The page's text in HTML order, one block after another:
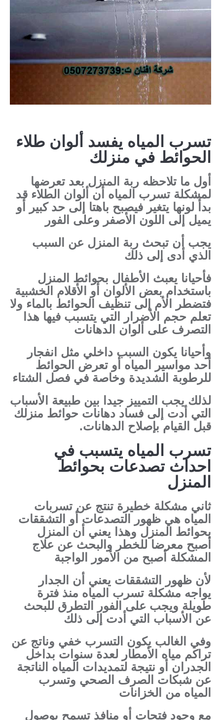
تسرب المياه يفسد ألوان طلاء
الحوائط في منزلك
أول ما تلاحظه ربة المنزل بعد تعرضها
لمشكلة تسرب المياه أن ألوان الطلاء قد
بدأ لونها يتغير فيصبح باهتا إلى حد كبير أو
يميل إلى اللون الأصفر وعلى الفور
يجب أن تبحث ربة المنزل عن السبب
الذي أدى إلى ذلك
فأحيانا يعبث الأطفال بحوائط المنزل
باستخدام بعض الألوان أو الأقلام الخشبية
فتضطر الأم إلى تنظيف الحوائط بالماء ولا
تعلم حجم الأضرار التي يتسبب فيها هذا
التصرف على ألوان الدهانات
وأحيانا يكون السبب داخلي مثل انفجار
أحد مواسير المياه أو تعرض الحوائط
للرطوبة الشديدة وخاصة في فصل الشتاء
لذلك يجب التمييز جيدا بين طبيعة الأسباب
التي أدت إلى فساد دهانات حوائط منزلك
قبل القيام بإصلاح الدهانات.
تسرب المياه يتسبب في
احداث تصدعات بحوائط
المنزل
ثاني مشكلة خطيرة تنتج عن تسربات
المياه هي ظهور التصدعات أو التشققات
بحوائط المنزل وهذا يعني أن المنزل
أصبح معرضا للخطر والبحث عن علاج
المشكلة أصبح من الأمور الواجبة
لأن ظهور التشققات يعني أن الجدار
يواجه مشكلة تسرب المياه منذ فترة
طويلة ويجب على الفور التطرق للبحث
عن الأسباب التي أدت إلى ذلك
وفي الغالب يكون التسرب خفي وناتج عن
تراكم مياه الأمطار لعدة سنوات بداخل
الجدران أو نتيجة لتمديدات المياه الناتجة
عن شبكات الصرف الصحي وتسرب
المياه من الخزانات
مع وجود فتحات أو منافذ تسمح بوصول